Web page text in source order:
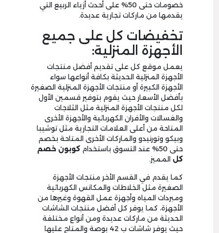
خصومات حتى 50% على أحدث أزياء الربيع التي
يقدمها من ماركات تجارية عديدة.
تخفيضات كل على جميع
الأجهزة المنزلية:
يعمل موقع كل على تقديم أفضل منتجات
الأجهزة المنزلية الحديثة بكافة أنواعها سواء
الأجهزة الكبيرة أو منتجات الأجهزة المنزلية الصغيرة
بأفضل الأسعار حيث يقوم بتوفير قسمين الأول
لكل منتجات الأجهزة المنزلية مثل الثلاجات
والغسالات والأفران الكهربائية والأجهزة الأخرى
المتاحة من أعلى العلامات التجارية مثل توشيبا
وبيكو وتورنيدو والماركات الأخرى المتاحة بخصم
حتى 50% عند التسوق باستخدام
كوبون خصم
كل المميز.
كما يقدم في القسم الأخر منتجات الأجهزة
الصغيرة مثل الخلاطات والمكانس الكهربائية
ومبردات المياه وأجهزة عمل القهوة وغيرها من
الأجهزة، كما يوفر كل أفضل منتجات الشاشات
الحديثة من ماركات عديدة ومن أنواع مختلفة
حيث يوفر شاشات ب 42 بوصة والمتاح عليها